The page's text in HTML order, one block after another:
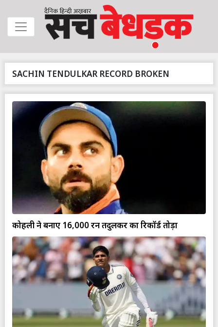
SACHIN TENDULKAR RECORD BROKEN
कोहली ने बनाए 16,000 रन तेंदुलकर का रिकॉर्ड तोड़ा